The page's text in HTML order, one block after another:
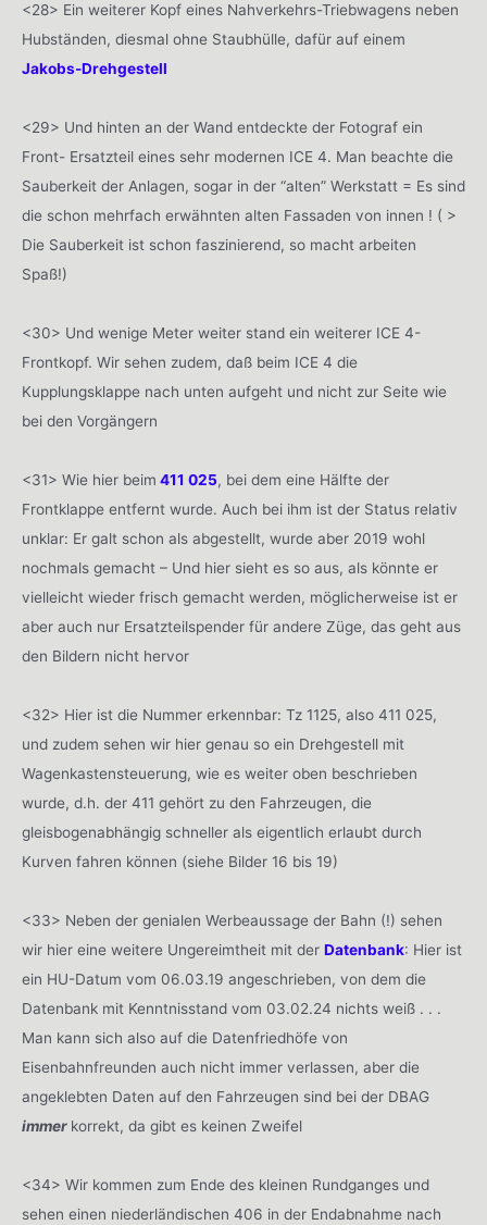
<28> Ein weiterer Kopf eines Nahverkehrs-Triebwagens neben
Hubständen, diesmal ohne Staubhülle, dafür auf einem
Jakobs-Drehgestell
<29> Und hinten an der Wand entdeckte der Fotograf ein
Front- Ersatzteil eines sehr modernen ICE 4. Man beachte die
Sauberkeit der Anlagen, sogar in der “alten” Werkstatt = Es sind
die schon mehrfach erwähnten alten Fassaden von innen ! ( >
Die Sauberkeit ist schon faszinierend, so macht arbeiten
Spaß!)
<30> Und wenige Meter weiter stand ein weiterer ICE 4-
Frontkopf. Wir sehen zudem, daß beim ICE 4 die
Kupplungsklappe nach unten aufgeht und nicht zur Seite wie
bei den Vorgängern
<31> Wie hier beim 411 025, bei dem eine Hälfte der
Frontklappe entfernt wurde. Auch bei ihm ist der Status relativ
unklar: Er galt schon als abgestellt, wurde aber 2019 wohl
nochmals gemacht – Und hier sieht es so aus, als könnte er
vielleicht wieder frisch gemacht werden, möglicherweise ist er
aber auch nur Ersatzteilspender für andere Züge, das geht aus
den Bildern nicht hervor
<32> Hier ist die Nummer erkennbar: Tz 1125, also 411 025,
und zudem sehen wir hier genau so ein Drehgestell mit
Wagenkastensteuerung, wie es weiter oben beschrieben
wurde, d.h. der 411 gehört zu den Fahrzeugen, die
gleisbogenabhängig schneller als eigentlich erlaubt durch
Kurven fahren können (siehe Bilder 16 bis 19)
<33> Neben der genialen Werbeaussage der Bahn (!) sehen
wir hier eine weitere Ungereimtheit mit der Datenbank: Hier ist
ein HU-Datum vom 06.03.19 angeschrieben, von dem die
Datenbank mit Kenntnisstand vom 03.02.24 nichts weiß . . .
Man kann sich also auf die Datenfriedhöfe von
Eisenbahnfreunden auch nicht immer verlassen, aber die
angeklebten Daten auf den Fahrzeugen sind bei der DBAG
immer korrekt, da gibt es keinen Zweifel
<34> Wir kommen zum Ende des kleinen Rundganges und
sehen einen niederländischen 406 in der Endabnahme nach